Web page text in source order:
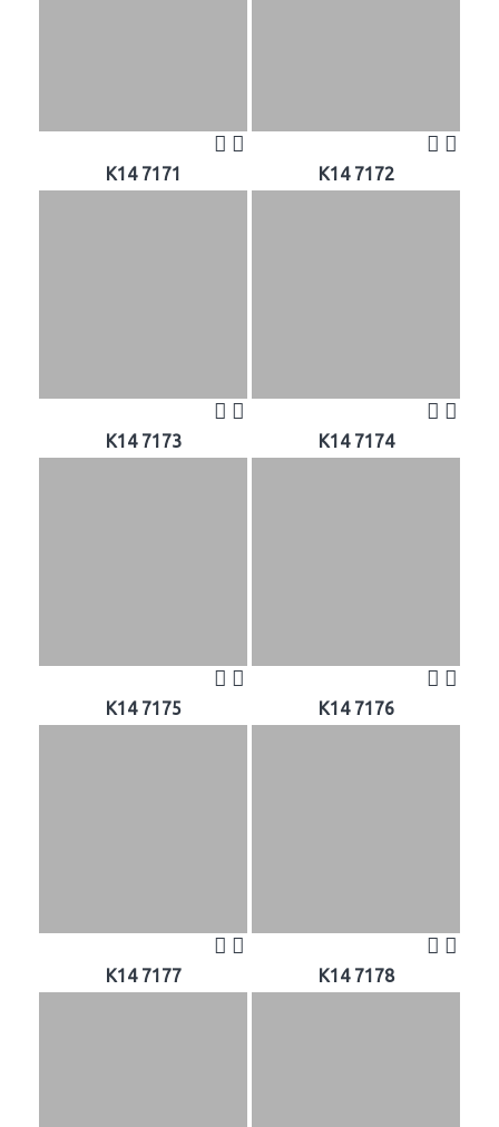
K14 7171 K14 7172
K14 7173 K14 7174
K14 7175 K14 7176
K14 7177 K14 7178